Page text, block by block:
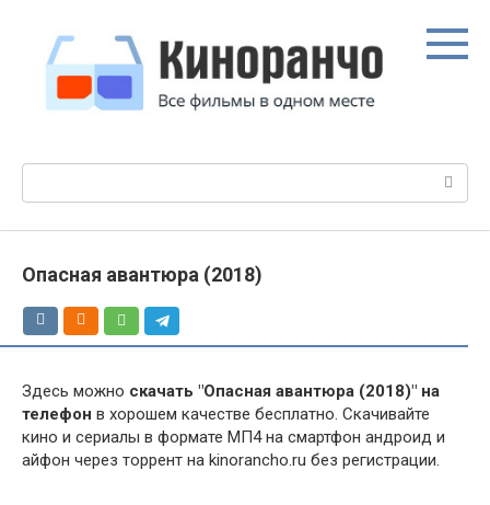
контенту
Опасная авантюра (2018)
Здесь можно скачать "Опасная авантюра (2018)" на
телефон в хорошем качестве бесплатно. Скачивайте
кино и сериалы в формате МП4 на смартфон андроид и
айфон через торрент на kinorancho.ru без регистрации.